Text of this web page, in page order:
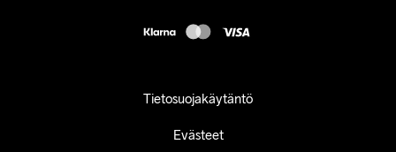
Tietosuojakäytäntö
Evästeet